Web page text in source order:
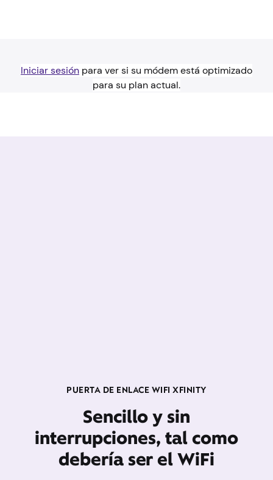
Iniciar sesión para ver si su módem está optimizado
para su plan actual.
PUERTA DE ENLACE WIFI XFINITY
Sencillo y sin
interrupciones, tal como
debería ser el WiFi